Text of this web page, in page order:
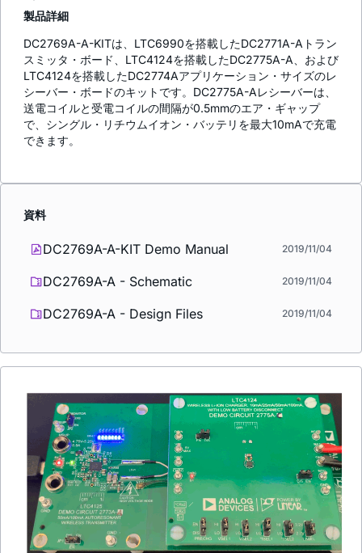
製品詳細
DC2769A-A-KITは、LTC6990を搭載したDC2771A-Aトラン
スミッタ・ボード、LTC4124を搭載したDC2775A-A、および
LTC4124を搭載したDC2774Aアプリケーション・サイズのレ
シーバー・ボードのキットです。DC2775A-Aレシーバーは、
送電コイルと受電コイルの間隔が0.5mmのエア・ギャップ
で、シングル・リチウムイオン・バッテリを最大10mAで充電
できます。
資料
DC2769A-A-KIT Demo Manual 2019/11/04
DC2769A-A - Schematic 2019/11/04
DC2769A-A - Design Files 2019/11/04